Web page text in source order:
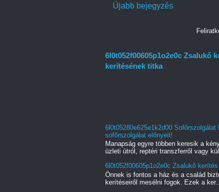
Újabb bejegyzés
6l0t052f00605p1o2e0c Zsalukő
kerítésének titka
6l0t05280e625e1k2d00
sofőrszolgálat előnyeit!
Manapság egyre többen keresik a
üzleti útról, reptéri transzferről vagy
6l0t052f00605p1o2e0c Zsalukő
Önnek is fontos a ház és a család
kerítéseiről mesélni fogok. Ezek a ker...